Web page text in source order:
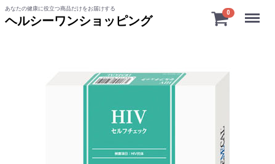
あなたの健康に役立つ商品だけをお届けする
ヘルシーワンショッピング
0 Menu